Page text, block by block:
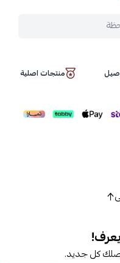
منتجات اصلية
كل جديد.